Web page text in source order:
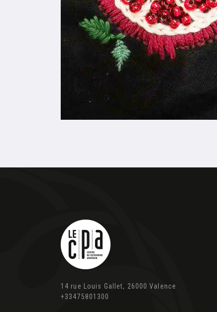
14 rue Louis Gallet, 26000 Valence
+33475801300